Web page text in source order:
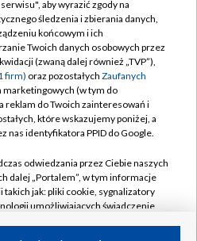
TVP
TVP
prywatności
zgody
Pomoc
Kontakt
Kanały
aby wyrazić zgody na
śledzenia i zbierania danych,
końcowym i ich
Twoich danych osobowych przez
(zwaną dalej również „TVP”),
firm) oraz pozostałych Zaufanych
marketingowych (w tym do
reklam do Twoich zainteresowań i
które wskazujemy poniżej, a
nas identyfikatora PPID do Google.
odwiedzania przez Ciebie naszych
dalej „Portalem”, w tym informacje
jak: pliki cookie, sygnalizatory
umożliwiających świadczenie